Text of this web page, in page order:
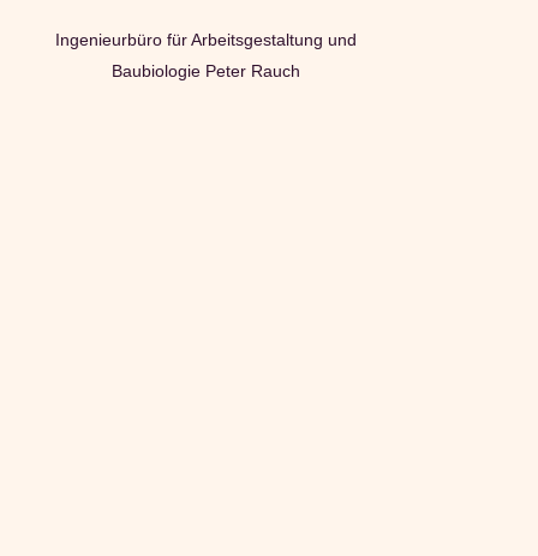
Ingenieurbüro für Arbeitsgestaltung und
Baubiologie Peter Rauch